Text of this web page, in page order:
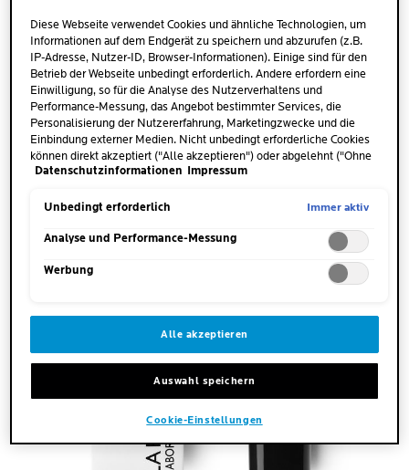
Diese Webseite verwendet Cookies und ähnliche Technologien, um
Informationen auf dem Endgerät zu speichern und abzurufen (z.B.
IP-Adresse, Nutzer-ID, Browser-Informationen). Einige sind für den
Betrieb der Webseite unbedingt erforderlich. Andere erfordern eine
Einwilligung, so für die Analyse des Nutzerverhaltens und
Performance-Messung, das Angebot bestimmter Services, die
Personalisierung der Nutzererfahrung, Marketingzwecke und die
Einbindung externer Medien. Nicht unbedingt erforderliche Cookies
können direkt akzeptiert ("Alle akzeptieren") oder abgelehnt ("Ohne
Einwilligung fortfahren") werden. Individuelle Anpassungen der
speichern"). Die Auswahl kann jederzeit unter dem Link "Cookie-
unsere Datenschutzinformationen.
Datenschutzinformationen Impressum
Unbedingt erforderlich Immer aktiv
Analyse und Performance-Messung
Werbung
Alle akzeptieren
Auswahl speichern
Cookie-Einstellungen